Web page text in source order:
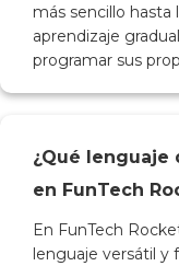
más sencillo hasta
aprendizaje
programar sus
¿Qué lenguaje
en FunTech
En FunTech
lenguaje versátil y